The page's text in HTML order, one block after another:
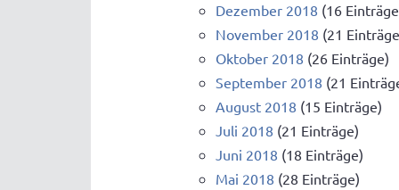
Dezember 2018 (16
November 2018 (21
Oktober 2018 (26 Einträge)
September 2018 (21
August 2018 (15 Einträge)
Juli 2018 (21 Einträge)
Juni 2018 (18 Einträge)
Mai 2018 (28 Einträge)